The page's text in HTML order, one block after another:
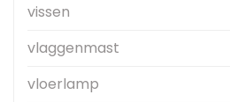
vissen
vlaggenmast
vloerlamp